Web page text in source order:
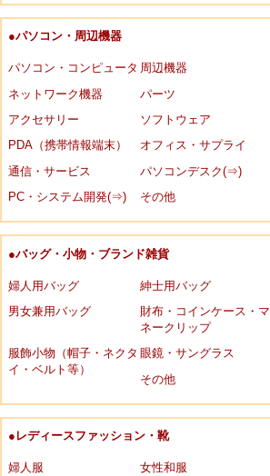
●パソコン・周辺機器
パソコン・コンピュータ 周辺機器
ネットワーク機器
パーツ
アクセサリー
ソフトウェア
PDA（携帯情報端末）
オフィス・サプライ
通信・サービス
パソコンデスク(⇒)
PC・システム開発(⇒)
その他
●バッグ・小物・ブランド雑貨
婦人用バッグ
紳士用バッグ
男女兼用バッグ
財布・コインケース・マ
ネークリップ
服飾小物（帽子・ネクタ
イ・ベルト等）
眼鏡・サングラス
その他
●レディースファッション・靴
婦人服
女性和服